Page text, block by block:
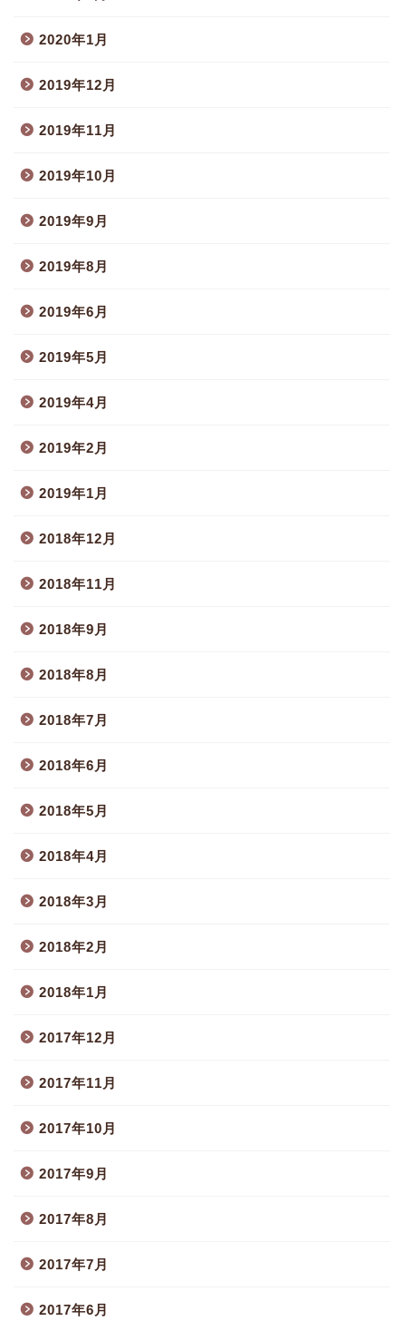
2020年1月
2019年12月
2019年11月
2019年10月
2019年9月
2019年8月
2019年6月
2019年5月
2019年4月
2019年2月
2019年1月
2018年12月
2018年11月
2018年9月
2018年8月
2018年7月
2018年6月
2018年5月
2018年4月
2018年3月
2018年2月
2018年1月
2017年12月
2017年11月
2017年10月
2017年9月
2017年8月
2017年7月
2017年6月